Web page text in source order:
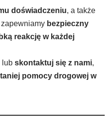
doświadczeniu, a także
zapewniamy bezpieczny
reakcję w każdej
lub skontaktuj się z nami,
taniej pomocy drogowej w